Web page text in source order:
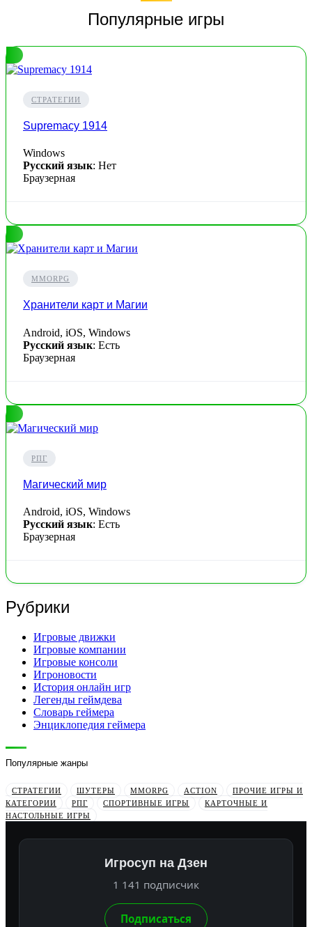
Популярные игры
СТРАТЕГИИ
Supremacy 1914
Windows
Русский язык: Нет
Браузерная
MMORPG
Хранители карт и Магии
Android, iOS, Windows
Русский язык: Есть
Браузерная
РПГ
Магический мир
Android, iOS, Windows
Русский язык: Есть
Браузерная
Рубрики
Игровые движки
Игровые компании
Игровые консоли
Игроновости
История онлайн игр
Легенды геймдева
Словарь геймера
Энциклопедия геймера
Популярные жанры
СТРАТЕГИИ ШУТЕРЫ MMORPG ACTION
ПРОЧИЕ ИГРЫ И
КАТЕГОРИИ
РПГ СПОРТИВНЫЕ ИГРЫ
КАРТОЧНЫЕ И
НАСТОЛЬНЫЕ ИГРЫ
Игросуп на Дзен
1 141 подписчик
Подписаться